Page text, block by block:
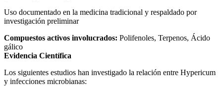
Uso documentado en la medicina tradicional y respaldado por
investigación preliminar
Compuestos activos involucrados: Polifenoles, Terpenos, Ácido
gálico
Evidencia Científica
Los siguientes estudios han investigado la relación entre Hypericum
y infecciones microbianas: